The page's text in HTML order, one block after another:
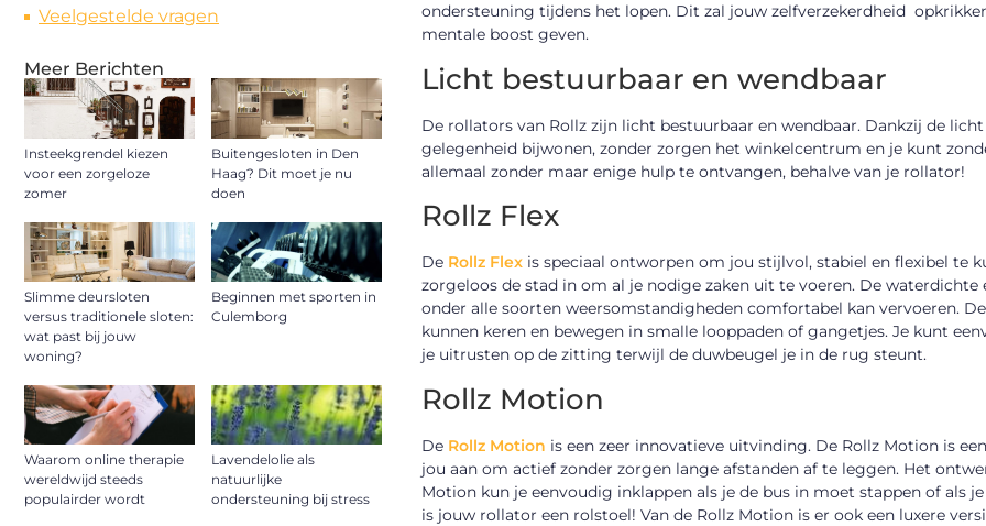
Veelgestelde vragen
Meer Berichten
Insteekgrendel kiezen
voor een zorgeloze
zomer
Buitengesloten in Den
Haag? Dit moet je nu
doen
Slimme deursloten
versus traditionele sloten:
wat past bij jouw
woning?
Beginnen met sporten in
Culemborg
Waarom online therapie
wereldwijd steeds
populairder wordt
Lavendelolie als
natuurlijke
ondersteuning bij stress
ondersteuning tijdens het lopen. Dit zal jouw zelfverzekerdheid
mentale boost geven.
Licht bestuurbaar en wendbaar
De rollators van Rollz zijn licht bestuurbaar en wendbaar. Dankzij de
gelegenheid bijwonen, zonder zorgen het winkelcentrum en je kunt
allemaal zonder maar enige hulp te ontvangen, behalve van je rollator!
Rollz Flex
De Rollz Flex is speciaal ontworpen om jou stijlvol, stabiel en flexibel te
zorgeloos de stad in om al je nodige zaken uit te voeren. De
onder alle soorten weersomstandigheden comfortabel kan vervoeren.
kunnen keren en bewegen in smalle looppaden of gangetjes. Je kunt
je uitrusten op de zitting terwijl de duwbeugel je in de rug steunt.
Rollz Motion
De Rollz Motion is een zeer innovatieve uitvinding. De Rollz Motion is
jou aan om actief zonder zorgen lange afstanden af te leggen. Het
Motion kun je eenvoudig inklappen als je de bus in moet stappen of als
is jouw rollator een rolstoel! Van de Rollz Motion is er ook een luxere